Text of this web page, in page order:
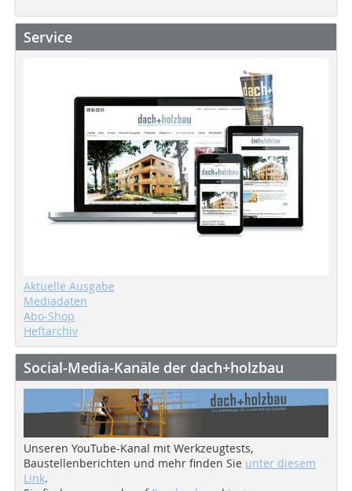
Service
Aktuelle Ausgabe
Mediadaten
Abo-Shop
Heftarchiv
Social-Media-Kanäle der dach+holzbau
Unseren YouTube-Kanal mit Werkzeugtests,
Baustellenberichten und mehr finden Sie unter diesem
Link.